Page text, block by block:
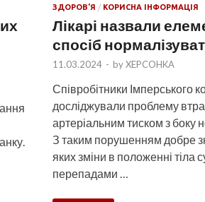
ЗДОРОВ'Я / КОРИСНА ІНФОРМАЦІЯ
Лікарі назвали
спосіб
11.03.2024 - byXEPCOHKA
Співробітники Імперського
досліджували проблему
артеріальним тиском з боку
З таким порушенням добре
яких зміни в положенні тіла
перепадами …